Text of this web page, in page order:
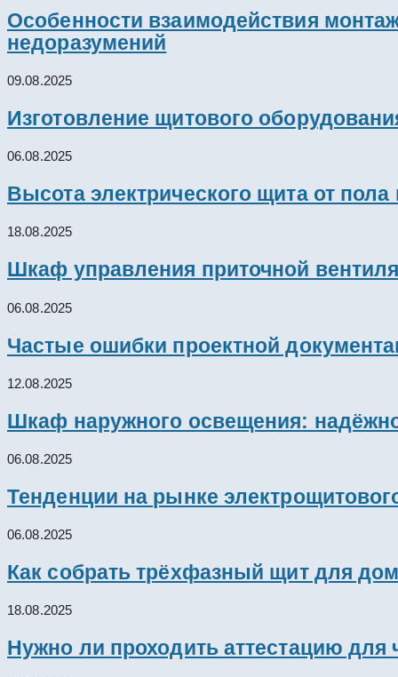
Особенности взаимодействия
недоразумений
09.08.2025
Изготовление щитового
06.08.2025
Высота электрического щита от
18.08.2025
Шкаф управления приточной
06.08.2025
Частые ошибки проектной
12.08.2025
Шкаф наружного освещения:
06.08.2025
Тенденции на рынке
06.08.2025
Как собрать трёхфазный щит для
18.08.2025
Нужно ли проходить аттестацию для